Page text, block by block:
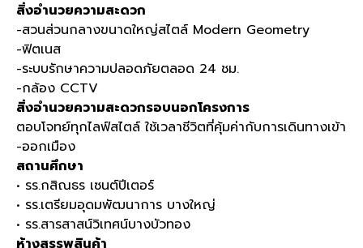
สิ่งอำนวยความสะดวก
-สวนส่วนกลางขนาดใหญ่สไตล์ Modern Geometry
-ฟิตเนส
-ระบบรักษาความปลอดภัยตลอด 24 ชม.
-กล้อง CCTV
สิ่งอำนวยความสะดวกรอบนอกโครงการ
ตอบโจทย์ทุกไลฟ์สไตล์ ใช้เวลาชีวิตที่คุ้มค่ากับการเดินทางเข้า
-ออกเมือง
สถานศึกษา
• รร.กสิณธร เซนต์ปีเตอร์
• รร.เตรียมอุดมพัฒนาการ บางใหญ่
• รร.สารสาสน์วิเทศน์บางบัวทอง
ห้างสรรพสินค้า